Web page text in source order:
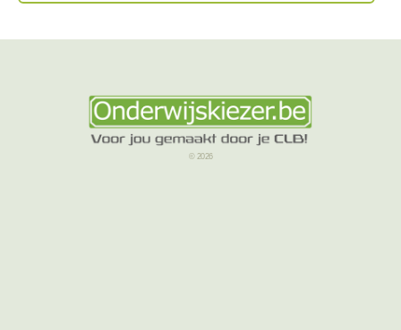
© 2026